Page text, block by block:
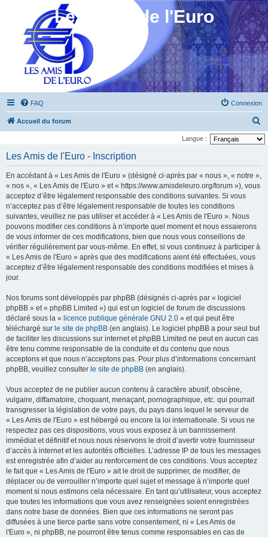
Les Amis de l'Euro
FAQ Connexion
Accueil du forum
e
Langue :
Les Amis de l'Euro - Inscription
En accédant à « Les Amis de l'Euro » (désigné ci-après par « nous », « notre »,
« nos », « Les Amis de l'Euro » et « https://www.amisdeleuro.org/forum »), vous
acceptez d’être légalement responsable des conditions suivantes. Si vous
n’acceptez pas d’être légalement responsable de toutes les conditions
suivantes, veuillez ne pas utiliser et accéder à « Les Amis de l'Euro ». Nous
pouvons modifier ces conditions à n’importe quel moment et nous essaierons
de vous informer de ces modifications, bien que nous vous conseillons de
vérifier régulièrement par vous-même. En effet, si vous continuez à participer à
« Les Amis de l'Euro » après que des modifications aient été effectuées, vous
acceptez d’être légalement responsable des conditions modifiées et mises à
jour.
Nos forums sont développés par phpBB (désignés ci-après par « logiciel
phpBB » et « phpBB Limited ») qui est un logiciel de forum de discussions
déclaré sous la « licence publique générale GNU 2.0 » et qui peut être
téléchargé sur le site de phpBB (en anglais). Le logiciel phpBB a pour seul but
de faciliter les discussions sur internet et phpBB Limited ne peut en aucun cas
être tenu comme responsable de la conduite et du contenu que nous
acceptons et que nous n’acceptons pas. Pour plus d’informations concernant
phpBB, veuillez consulter le site de phpBB (en anglais).
Vous acceptez de ne publier aucun contenu à caractère abusif, obscène,
vulgaire, diffamatoire, choquant, menaçant, pornographique, etc. qui pourrait
transgresser la législation de votre pays, du pays dans lequel le serveur de
« Les Amis de l'Euro » est hébergé ou encore la loi internationale. Si vous ne
respectez pas ces dispositions, vous vous exposez à un bannissement
immédiat et définitif et nous nous réservons le droit d’avertir votre fournisseur
d’accès à internet et les autorités officielles. L’adresse IP de tous les messages
est enregistrée afin d’aider au renforcement de ces conditions. Vous acceptez
le fait que « Les Amis de l'Euro » ait le droit de supprimer, de modifier, de
déplacer ou de verrouiller n’importe quel sujet et message à n’importe quel
moment si nous estimons cela nécessaire. En tant qu’utilisateur, vous acceptez
que toutes les informations que vous avez renseignées soient enregistrées
dans notre base de données. Bien que ces informations ne seront pas
diffusées à une tierce partie sans votre consentement, ni « Les Amis de
l'Euro », ni phpBB, ne pourront être tenus comme responsables en cas de